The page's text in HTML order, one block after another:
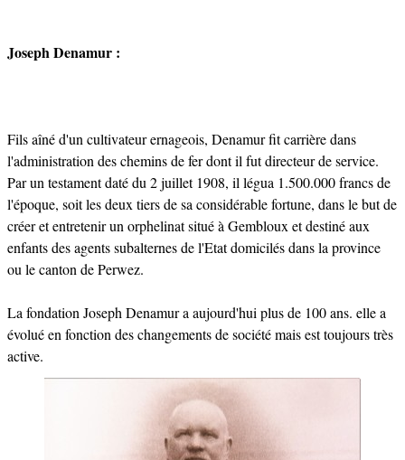
Joseph Denamur :
Fils aîné d'un cultivateur ernageois, Denamur fit carrière dans
l'administration des chemins de fer dont il fut directeur de service.
Par un testament daté du 2 juillet 1908, il légua 1.500.000 francs de
l'époque, soit les deux tiers de sa considérable fortune, dans le but de
créer et entretenir un orphelinat situé à Gembloux et destiné aux
enfants des agents subalternes de l'Etat domicilés dans la province
ou le canton de Perwez.
La fondation Joseph Denamur a aujourd'hui plus de 100 ans. elle a
évolué en fonction des changements de société mais est toujours très
active.